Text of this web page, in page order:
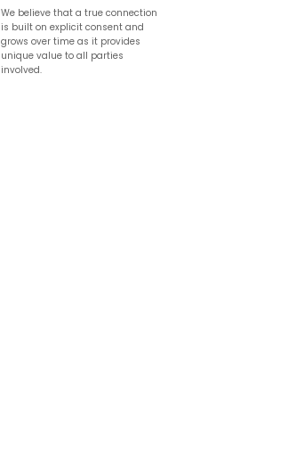
We believe that a true connection
is built on explicit consent and
grows over time as it provides
unique value to all parties
involved.